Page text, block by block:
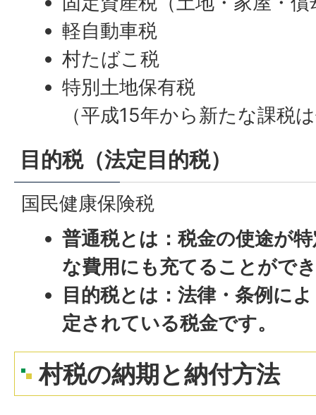
軽自動車税
村たばこ税
特別土地保有税
（平成15年から新たな課税
目的税（法定目的税）
国民健康保険税
普通税とは：税金の使途が
な費用にも充てることがで
目的税とは：法律・条例に
定されている税金です。
村税の納期と納付方法